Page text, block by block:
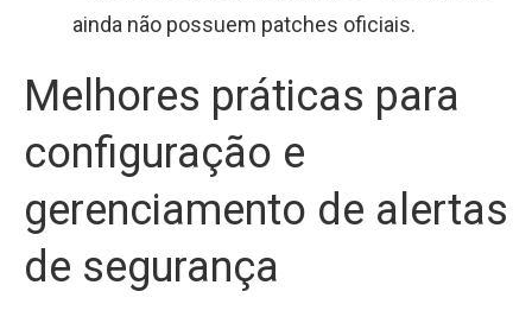
ainda não possuem patches oficiais.
Melhores práticas para
configuração e
gerenciamento de alertas
de segurança